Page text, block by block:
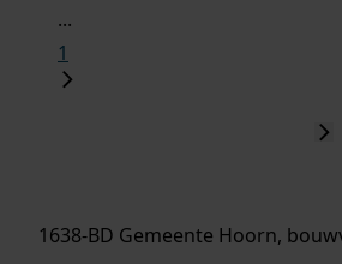
...
1
1638-BD Gemeente Hoorn,